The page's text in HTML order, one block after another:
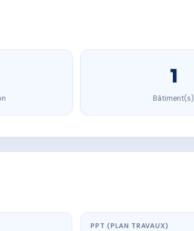
1
Bâtiment(s)
PPT (PLAN TRAVAUX)